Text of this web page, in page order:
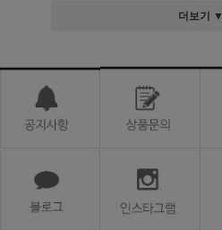
더보기 ▼